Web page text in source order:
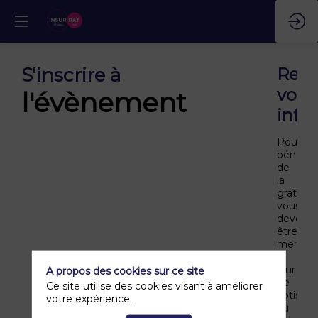
S'inscrire à
l'évènement
vos
Pour
de
la
gratuité,
vous
devez
être
jour
de
au
A propos des cookies sur ce site
Ce site utilise des cookies visant à améliorer
votre expérience.